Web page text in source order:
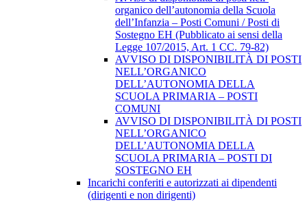
organico dell’autonomia della Scuola
dell’Infanzia – Posti Comuni / Posti di
Sostegno EH (Pubblicato ai sensi della
Legge 107/2015, Art. 1 CC. 79-82)
AVVISO DI DISPONIBILITÀ DI POSTI
NELL’ORGANICO
DELL’AUTONOMIA DELLA
SCUOLA PRIMARIA – POSTI
COMUNI
AVVISO DI DISPONIBILITÀ DI POSTI
NELL’ORGANICO
DELL’AUTONOMIA DELLA
SCUOLA PRIMARIA – POSTI DI
SOSTEGNO EH
Incarichi conferiti e autorizzati ai dipendenti
(dirigenti e non dirigenti)